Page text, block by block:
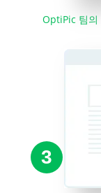
OptiPic 팀의
3